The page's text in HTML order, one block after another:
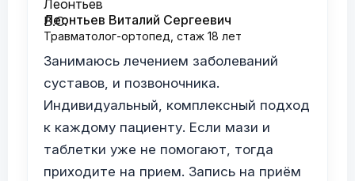
Леонтьев Виталий Сергеевич
Травматолог-ортопед, стаж 18 лет
Занимаюсь лечением заболеваний
суставов, и позвоночника.
Индивидуальный, комплексный подход
к каждому пациенту. Если мази и
таблетки уже не помогают, тогда
приходите на прием. Запись на приём